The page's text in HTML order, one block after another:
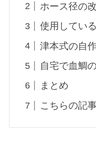
ホース径の
使用してい
津本式の自
自宅で血鯛
まとめ
こちらの記